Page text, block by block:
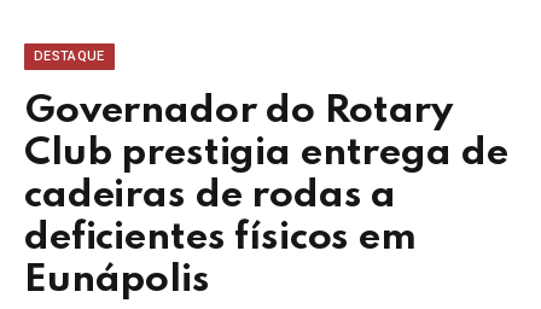
DESTAQUE
Governador do Rotary
Club prestigia entrega de
cadeiras de rodas a
deficientes físicos em
Eunápolis